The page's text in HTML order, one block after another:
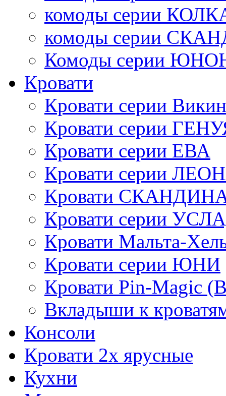
комоды серии
комоды серии
Комоды серии
Кровати
Кровати серии
Кровати серии
Кровати серии ЕВА
Кровати серии
Кровати
Кровати серии
Кровати Мальта-
Кровати серии ЮНИ
Кровати Pin-Magic
Вкладыши к
Консоли
Кровати 2х ярусные
Кухни